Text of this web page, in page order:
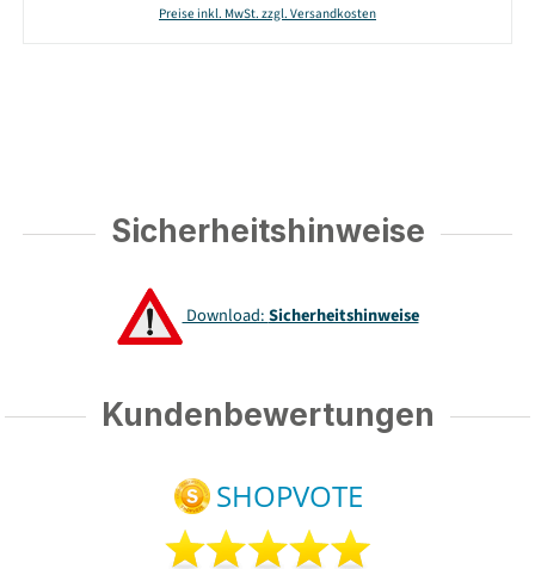
Preise inkl. MwSt. zzgl. Versandkosten
Sicherheitshinweise
Download:Sicherheitshinweise
Kundenbewertungen